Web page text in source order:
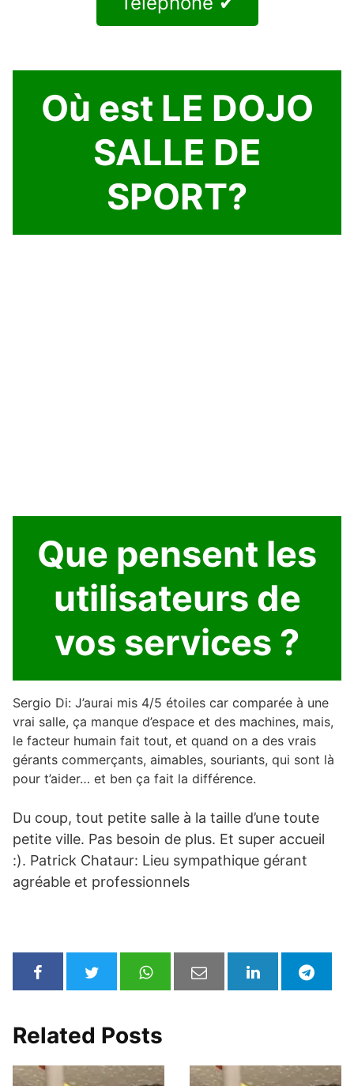
Où est LE DOJO
SALLE DE
SPORT?
Que pensent les
utilisateurs de
vos services ?
Sergio Di: J’aurai mis 4/5 étoiles car comparée à une
vrai salle, ça manque d’espace et des machines, mais,
le facteur humain fait tout, et quand on a des vrais
gérants commerçants, aimables, souriants, qui sont là
pour t’aider… et ben ça fait la différence.
Du coup, tout petite salle à la taille d’une toute
petite ville. Pas besoin de plus. Et super accueil
:). Patrick Chataur: Lieu sympathique gérant
agréable et professionnels
Related Posts